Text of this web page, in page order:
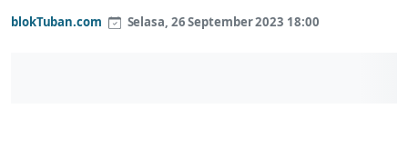
blokTuban.com Selasa, 26 September 2023 18:00